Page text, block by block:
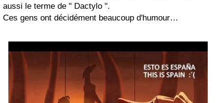
aussi le terme de " Dactylo ".
Ces gens ont décidément beaucoup d'humour…